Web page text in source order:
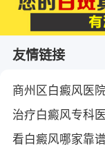
友情链接
商州区白癜风医院
治疗白癜风专科
看白癜风哪家靠谱